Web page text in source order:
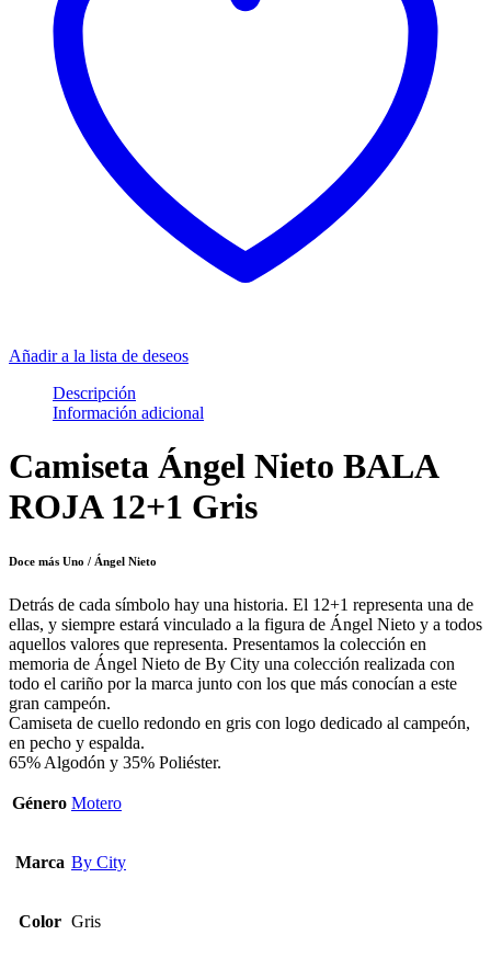
Añadir a la lista de deseos
Descripción
Información adicional
Camiseta Ángel Nieto BALA
ROJA 12+1 Gris
Doce más Uno / Ángel Nieto
Detrás de cada símbolo hay una historia. El 12+1 representa una de
ellas, y siempre estará vinculado a la figura de Ángel Nieto y a todos
aquellos valores que representa. Presentamos la colección en
memoria de Ángel Nieto de By City una colección realizada con
todo el cariño por la marca junto con los que más conocían a este
gran campeón.
Camiseta de cuello redondo en gris con logo dedicado al campeón,
en pecho y espalda.
65% Algodón y 35% Poliéster.
Género Motero
Marca By City
Color Gris